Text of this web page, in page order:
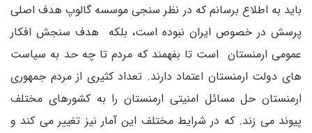
باید به اطلاع برسانم که در نظر سنجی موسسه گالوپ هدف اصلی
پرسش در خصوص ایران نبوده است، بلکه هدف سنجش افکار
عمومی ارمنستان است تا بفهمند که مردم تا چه حد به سیاست
های دولت ارمنستان اعتماد دارند. تعداد کثیری از مردم جمهوری
ارمنستان حل مسائل امنیتی ارمنستان را به کشورهای مختلف
پیوند می زند. که در شرایط مختلف این آمار نیز تغییر می کند و